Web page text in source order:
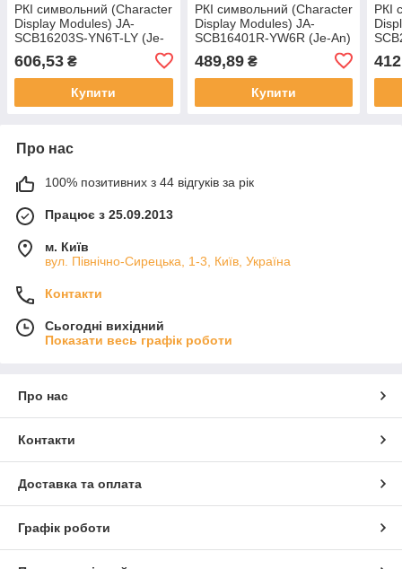
РКІ символьний (Character
Display Modules) JA-
SCB16203S-YN6T-LY (Je-
606,53 ₴
Купити
РКІ символьний (Character
Display Modules) JA-
SCB16401R-YW6R (Je-An)
489,89₴
Купити
РКІ
Про нас
100% позитивних з 44 відгуків за рік
Працює з 25.09.2013
м. Київ
вул. Північно-Сирецька, 1-3, Київ, Україна
Контакти
Сьогодні вихідний
Показати весь графік роботи
Про нас
Контакти
Доставка та оплата
Графік роботи